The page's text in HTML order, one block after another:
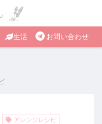
生活 お問い合わせ
アレンジレシピ